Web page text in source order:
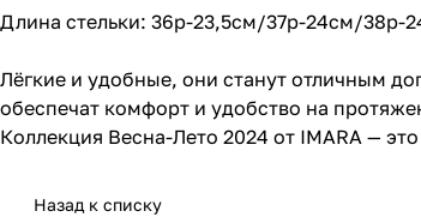
Длина стельки: 36р-23,5см/37р-24см/38р-
Лёгкие и удобные, они станут отличным
обеспечат комфорт и удобство на
Коллекция Весна-Лето 2024 от IMARA —
Назад к списку